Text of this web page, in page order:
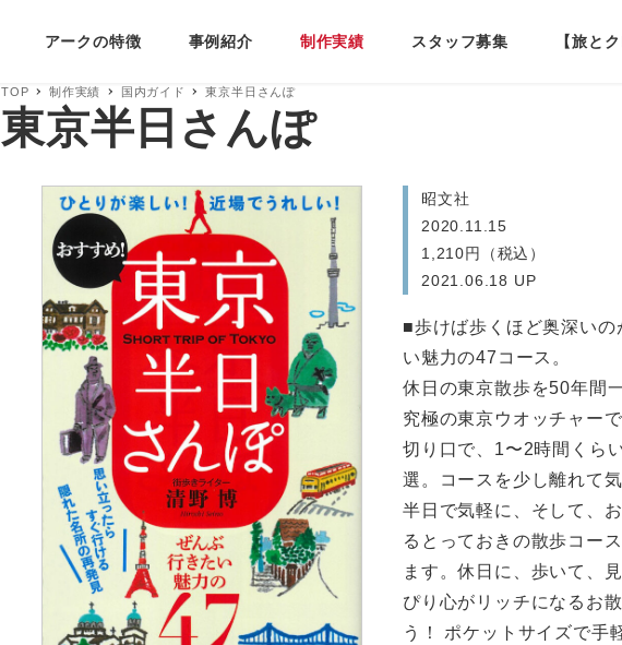
アークの特徴 事例紹介 制作実績 スタッフ募集 【旅と
TOP 制作実績 国内ガイド 東京半日さんぽ
東京半日さんぽ
昭文社
2020.11.15
1,210円（税込）
2021.06.18 UP
■歩けば歩くほど奥深いの
い魅力の47コース。
休日の東京散歩を50年間
究極の東京ウオッチャー
切り口で、1〜2時間くら
選。コースを少し離れて
半日で気軽に、そして、
るとっておきの散歩コー
ます。休日に、歩いて、
ぴり心がリッチになるお
う！ ポケットサイズで手